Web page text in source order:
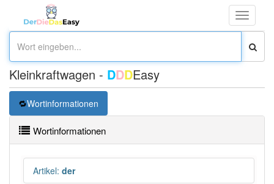
Toggle
Kleinkraftwagen - DDDEasy
Wortinformationen
Wortinformationen
Artikel: der